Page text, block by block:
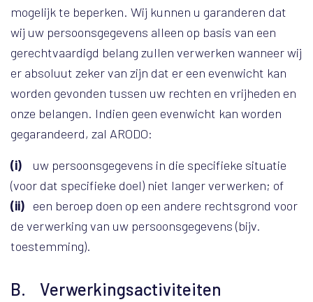
mogelijk te beperken. Wij kunnen u garanderen dat
wij uw persoonsgegevens alleen op basis van een
gerechtvaardigd belang zullen verwerken wanneer wij
er absoluut zeker van zijn dat er een evenwicht kan
worden gevonden tussen uw rechten en vrijheden en
onze belangen. Indien geen evenwicht kan worden
gegarandeerd, zal ARODO:
(i) uw persoonsgegevens in die specifieke situatie
(voor dat specifieke doel) niet langer verwerken; of
(ii) een beroep doen op een andere rechtsgrond voor
de verwerking van uw persoonsgegevens (bijv.
toestemming).
B. Verwerkingsactiviteiten